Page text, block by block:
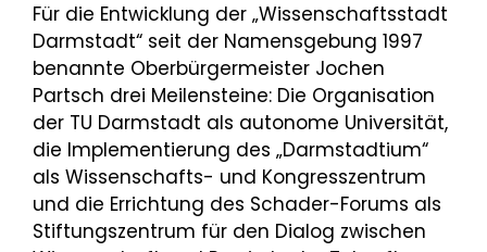
Für die Entwicklung der „Wissenschaftsstadt
Darmstadt“ seit der Namensgebung 1997
benannte Oberbürgermeister Jochen
Partsch drei Meilensteine: Die Organisation
der TU Darmstadt als autonome Universität,
die Implementierung des „Darmstadtium“
als Wissenschafts- und Kongresszentrum
und die Errichtung des Schader-Forums als
Stiftungszentrum für den Dialog zwischen